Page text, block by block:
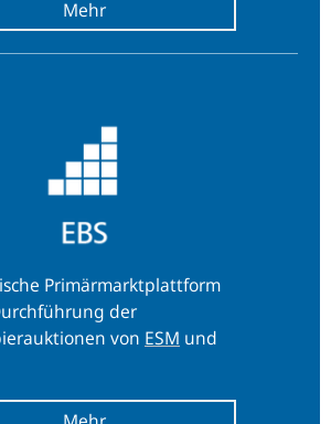
Primärmarktplattform
der
von ESM und